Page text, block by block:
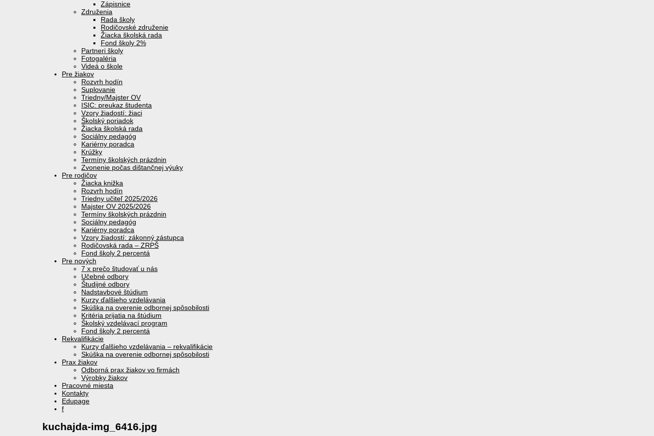
Zápisnice
Združenia
Rada školy
Rodičovské združenie
Žiacka školská rada
Fond školy 2%
Partneri školy
Fotogaléria
Videá o škole
Pre žiakov
Rozvrh hodín
Suplovanie
Triedny/Majster OV
ISIC: preukaz študenta
Vzory žiadostí: žiaci
Školský poriadok
Žiacka školská rada
Sociálny pedagóg
Kariérny poradca
Krúžky
Termíny školských prázdnin
Zvonenie počas dištančnej výuky
Pre rodičov
Žiacka knižka
Rozvrh hodín
Triedny učiteľ 2025/2026
Majster OV 2025/2026
Termíny školských prázdnin
Sociálny pedagóg
Kariérny poradca
Vzory žiadostí: zákonný zástupca
Rodičovská rada – ZRPŠ
Fond školy 2 percentá
Pre nových
7 x prečo študovať u nás
Učebné odbory
Študijné odbory
Nadstavbové štúdium
Kurzy ďalšieho vzdelávania
Skúška na overenie odbornej spôsobilosti
Kritéria prijatia na štúdium
Školský vzdelávací program
Fond školy 2 percentá
Rekvalifikácie
Kurzy ďalšieho vzdelávania – rekvalifikácie
Skúška na overenie odbornej spôsobilosti
Prax žiakov
Odborná prax žiakov vo firmách
Výrobky žiakov
Pracovné miesta
Kontakty
Edupage
f
kuchajda-img_6416.jpg